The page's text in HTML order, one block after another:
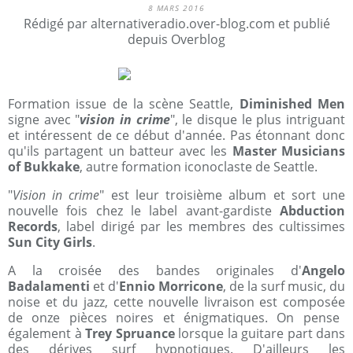
8 MARS 2016
Rédigé par alternativeradio.over-blog.com et publié
depuis Overblog
Formation issue de la scène Seattle, Diminished Men
signe avec "vision in crime", le disque le plus intriguant
et intéressent de ce début d'année. Pas étonnant donc
qu'ils partagent un batteur avec les Master Musicians
of Bukkake, autre formation iconoclaste de Seattle.
"Vision in crime" est leur troisième album et sort une
nouvelle fois chez le label avant-gardiste Abduction
Records, label dirigé par les membres des cultissimes
Sun City Girls.
A la croisée des bandes originales d'Angelo
Badalamenti et d'Ennio Morricone, de la surf music, du
noise et du jazz, cette nouvelle livraison est composée
de onze pièces noires et énigmatiques. On pense
également à Trey Spruancelorsque la guitare part dans
des dérives surf hypnotiques. D'ailleurs les